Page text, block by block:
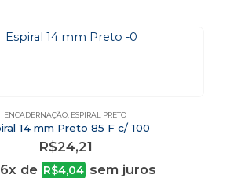
ENCADERNAÇÃO ESPIRAL PRETO
14 mm Preto 85 F c/ 100
R$24,21
de R$4,04 sem juros